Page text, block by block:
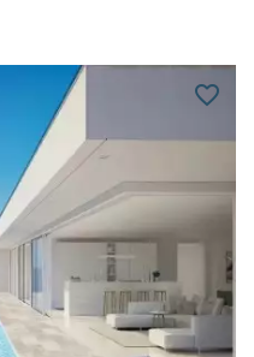
favorite_border